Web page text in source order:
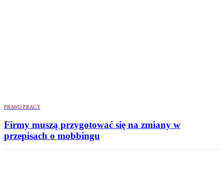
PRAWO PRACY
Firmy muszą przygotować się na zmiany w
przepisach o mobbingu